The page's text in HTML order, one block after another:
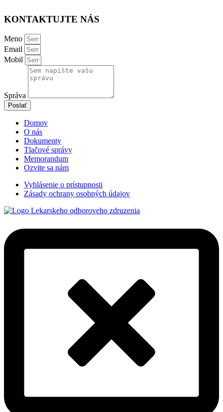
KONTAKTUJTE NÁS
Meno
Email
Mobil
Správa
Poslať
Domov
O nás
Dokumenty
Tlačové správy
Memorandum
Ozvite sa nám
Vyhlásenie o prístupnosti
Zásady ochrany osobných údajov